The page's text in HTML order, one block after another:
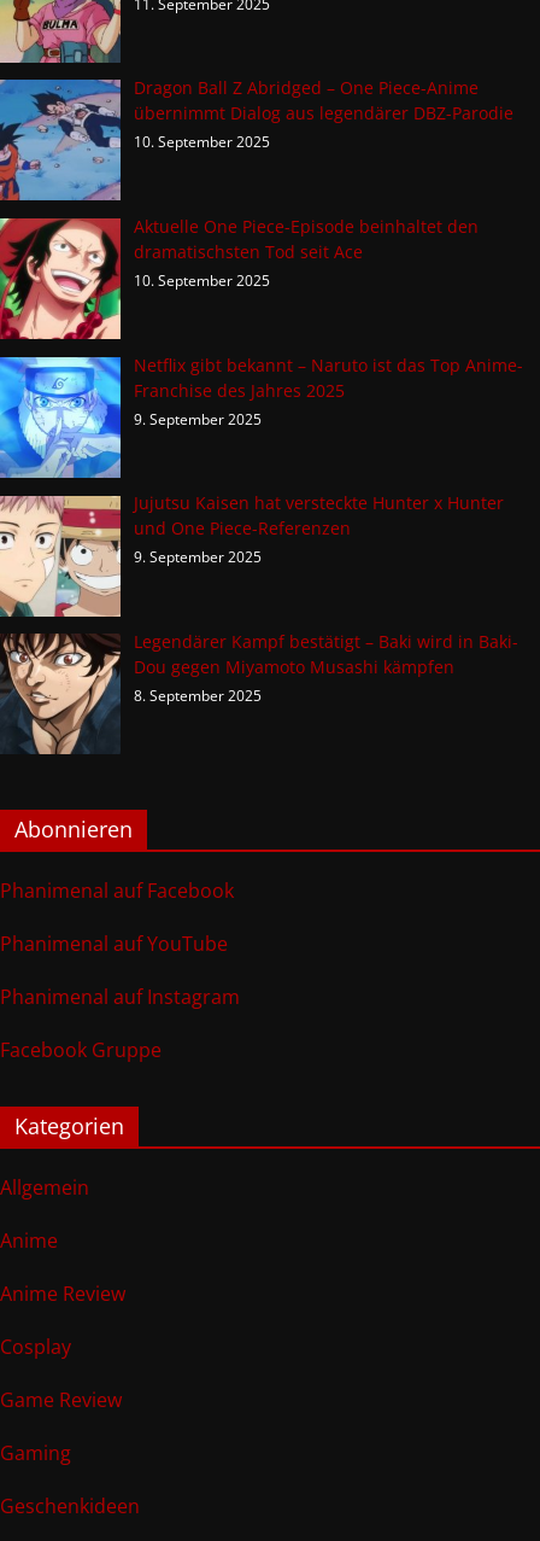
Dragon Ball Z Abridged – One Piece-Anime
übernimmt Dialog aus legendärer DBZ-Parodie
10. September 2025
Aktuelle One Piece-Episode beinhaltet den
dramatischsten Tod seit Ace
10. September 2025
Netflix gibt bekannt – Naruto ist das Top Anime-
Franchise des Jahres 2025
9. September 2025
Jujutsu Kaisen hat versteckte Hunter x Hunter
und One Piece-Referenzen
9. September 2025
Legendärer Kampf bestätigt – Baki wird in Baki-
Dou gegen Miyamoto Musashi kämpfen
8. September 2025
Abonnieren
Phanimenal auf Facebook
Phanimenal auf YouTube
Phanimenal auf Instagram
Facebook Gruppe
Kategorien
Allgemein
Anime
Anime Review
Cosplay
Game Review
Gaming
Geschenkideen